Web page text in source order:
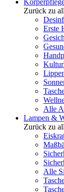
Zurück zu
Erste
Alle
Lampen &
Zurück zu
Alle